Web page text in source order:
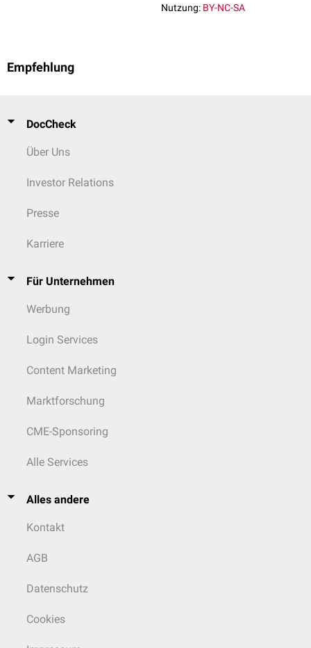
Nutzung: BY-NC-SA
Empfehlung
DocCheck
Über Uns
Investor Relations
Presse
Karriere
Für Unternehmen
Werbung
Login Services
Content Marketing
Marktforschung
CME-Sponsoring
Alle Services
Alles andere
Kontakt
AGB
Datenschutz
Cookies